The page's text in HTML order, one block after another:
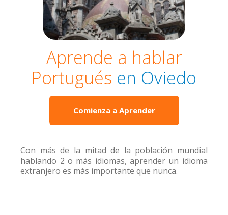
Aprende a hablar
Portugués en Oviedo
Comienza a Aprender
Con más de la mitad de la población mundial
hablando 2 o más idiomas, aprender un idioma
extranjero es más importante que nunca.